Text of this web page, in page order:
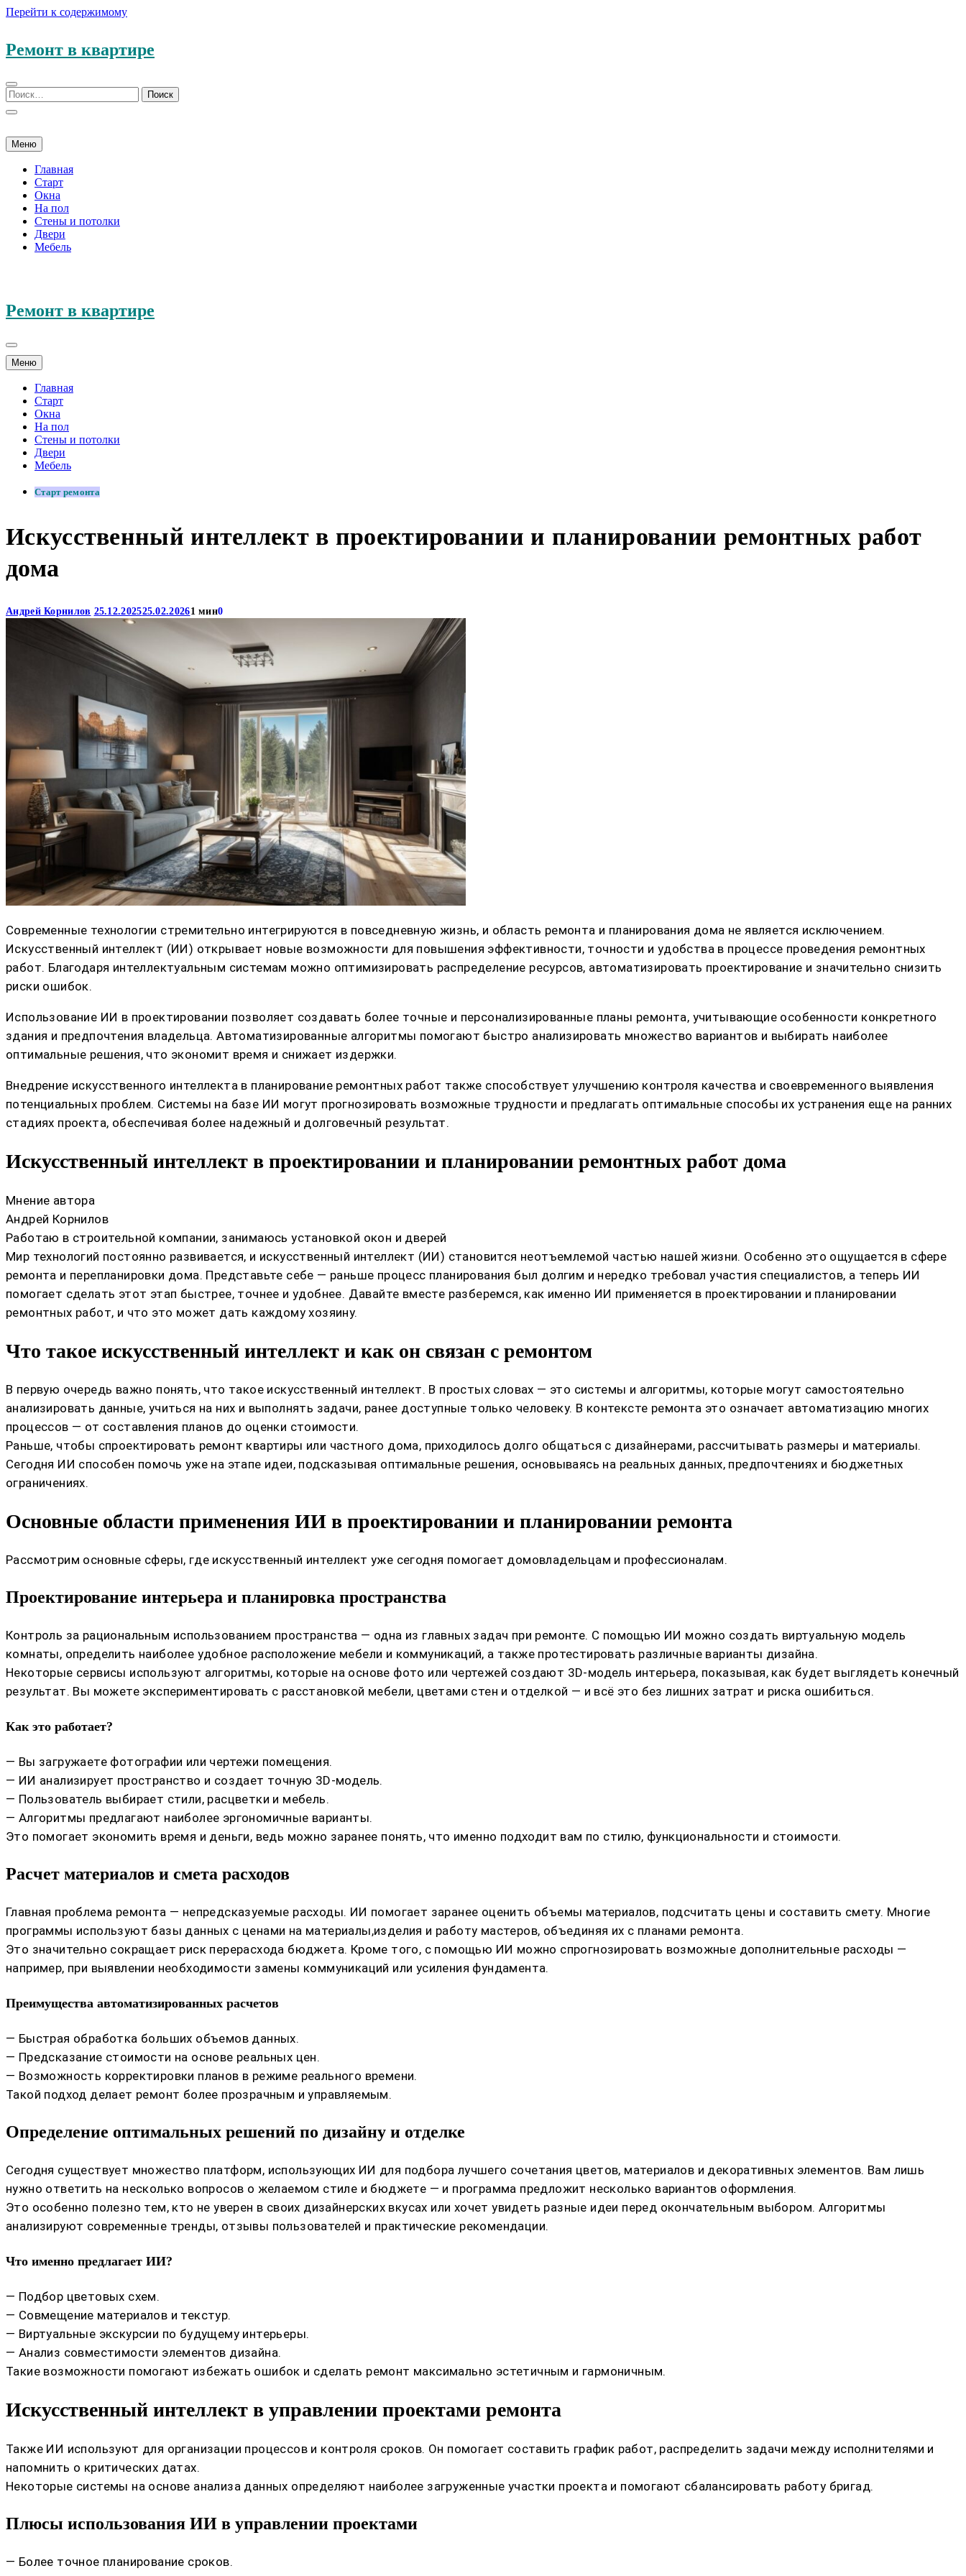
Перейти к содержимому
Ремонт в квартире
Меню
Главная
Старт
Окна
На пол
Стены и потолки
Двери
Мебель
Ремонт в квартире
Меню
Главная
Старт
Окна
На пол
Стены и потолки
Двери
Мебель
Старт ремонта
Искусственный интеллект в проектировании и планировании ремонтных работ
дома
Андрей Корнилов 25.12.202525.02.20261 мин0
Современные технологии стремительно интегрируются в повседневную жизнь, и область ремонта и планирования дома не является исключением.
Искусственный интеллект (ИИ) открывает новые возможности для повышения эффективности, точности и удобства в процессе проведения ремонтных
работ. Благодаря интеллектуальным системам можно оптимизировать распределение ресурсов, автоматизировать проектирование и значительно снизить
риски ошибок.
Использование ИИ в проектировании позволяет создавать более точные и персонализированные планы ремонта, учитывающие особенности конкретного
здания и предпочтения владельца. Автоматизированные алгоритмы помогают быстро анализировать множество вариантов и выбирать наиболее
оптимальные решения, что экономит время и снижает издержки.
Внедрение искусственного интеллекта в планирование ремонтных работ также способствует улучшению контроля качества и своевременного выявления
потенциальных проблем. Системы на базе ИИ могут прогнозировать возможные трудности и предлагать оптимальные способы их устранения еще на ранних
стадиях проекта, обеспечивая более надежный и долговечный результат.
Искусственный интеллект в проектировании и планировании ремонтных работ дома
Мнение автора
Андрей Корнилов
Работаю в строительной компании, занимаюсь установкой окон и дверей
Мир технологий постоянно развивается, и искусственный интеллект (ИИ) становится неотъемлемой частью нашей жизни. Особенно это ощущается в сфере
ремонта и перепланировки дома. Представьте себе — раньше процесс планирования был долгим и нередко требовал участия специалистов, а теперь ИИ
помогает сделать этот этап быстрее, точнее и удобнее. Давайте вместе разберемся, как именно ИИ применяется в проектировании и планировании
ремонтных работ, и что это может дать каждому хозяину.
Что такое искусственный интеллект и как он связан с ремонтом
В первую очередь важно понять, что такое искусственный интеллект. В простых словах — это системы и алгоритмы, которые могут самостоятельно
анализировать данные, учиться на них и выполнять задачи, ранее доступные только человеку. В контексте ремонта это означает автоматизацию многих
процессов — от составления планов до оценки стоимости.
Раньше, чтобы спроектировать ремонт квартиры или частного дома, приходилось долго общаться с дизайнерами, рассчитывать размеры и материалы.
Сегодня ИИ способен помочь уже на этапе идеи, подсказывая оптимальные решения, основываясь на реальных данных, предпочтениях и бюджетных
ограничениях.
Основные области применения ИИ в проектировании и планировании ремонта
Рассмотрим основные сферы, где искусственный интеллект уже сегодня помогает домовладельцам и профессионалам.
Проектирование интерьера и планировка пространства
Контроль за рациональным использованием пространства — одна из главных задач при ремонте. С помощью ИИ можно создать виртуальную модель
комнаты, определить наиболее удобное расположение мебели и коммуникаций, а также протестировать различные варианты дизайна.
Некоторые сервисы используют алгоритмы, которые на основе фото или чертежей создают 3D-модель интерьера, показывая, как будет выглядеть конечный
результат. Вы можете экспериментировать с расстановкой мебели, цветами стен и отделкой — и всё это без лишних затрат и риска ошибиться.
Как это работает?
— Вы загружаете фотографии или чертежи помещения.
— ИИ анализирует пространство и создает точную 3D-модель.
— Пользователь выбирает стили, расцветки и мебель.
— Алгоритмы предлагают наиболее эргономичные варианты.
Это помогает экономить время и деньги, ведь можно заранее понять, что именно подходит вам по стилю, функциональности и стоимости.
Расчет материалов и смета расходов
Главная проблема ремонта — непредсказуемые расходы. ИИ помогает заранее оценить объемы материалов, подсчитать цены и составить смету. Многие
программы используют базы данных с ценами на материалы,изделия и работу мастеров, объединяя их с планами ремонта.
Это значительно сокращает риск перерасхода бюджета. Кроме того, с помощью ИИ можно спрогнозировать возможные дополнительные расходы —
например, при выявлении необходимости замены коммуникаций или усиления фундамента.
Преимущества автоматизированных расчетов
— Быстрая обработка больших объемов данных.
— Предсказание стоимости на основе реальных цен.
— Возможность корректировки планов в режиме реального времени.
Такой подход делает ремонт более прозрачным и управляемым.
Определение оптимальных решений по дизайну и отделке
Сегодня существует множество платформ, использующих ИИ для подбора лучшего сочетания цветов, материалов и декоративных элементов. Вам лишь
нужно ответить на несколько вопросов о желаемом стиле и бюджете — и программа предложит несколько вариантов оформления.
Это особенно полезно тем, кто не уверен в своих дизайнерских вкусах или хочет увидеть разные идеи перед окончательным выбором. Алгоритмы
анализируют современные тренды, отзывы пользователей и практические рекомендации.
Что именно предлагает ИИ?
— Подбор цветовых схем.
— Совмещение материалов и текстур.
— Виртуальные экскурсии по будущему интерьеры.
— Анализ совместимости элементов дизайна.
Такие возможности помогают избежать ошибок и сделать ремонт максимально эстетичным и гармоничным.
Искусственный интеллект в управлении проектами ремонта
Также ИИ используют для организации процессов и контроля сроков. Он помогает составить график работ, распределить задачи между исполнителями и
напомнить о критических датах.
Некоторые системы на основе анализа данных определяют наиболее загруженные участки проекта и помогают сбалансировать работу бригад.
Плюсы использования ИИ в управлении проектами
— Более точное планирование сроков.